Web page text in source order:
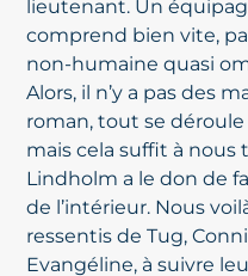
lieutenant. Un
comprend bien vite,
non-humaine quasi
Alors, il n’y a pas des
roman, tout se
mais cela suffit à nous
Lindholm a le don de
de l’intérieur. Nous
ressentis de Tug,
Evangéline, à suivre